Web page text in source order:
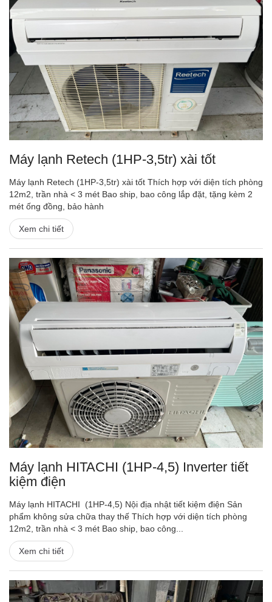
Máy lạnh Retech (1HP-3,5tr) xài tốt
Máy lạnh Retech (1HP-3,5tr) xài tốt Thích hợp với diện tích phòng
12m2, trần nhà < 3 mét Bao ship, bao công lắp đặt, tặng kèm 2
mét ống đồng, bảo hành
Xem chi tiết
Máy lạnh HITACHI (1HP-4,5) Inverter tiết
kiệm điện
Máy lạnh HITACHI (1HP-4,5) Nội địa nhật tiết kiệm điện Sản
phẩm không sửa chữa thay thế Thích hợp với diện tích phòng
12m2, trần nhà < 3 mét Bao ship, bao công...
Xem chi tiết